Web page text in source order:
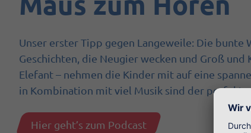
Unser erster Tipp gegen Langeweile: Die
Geschichten, die Neugier wecken und Groß
Elefant – nehmen die Kinder mit auf eine
in Kombination mit viel Musik sind der
Hier geht’s zum Podcast